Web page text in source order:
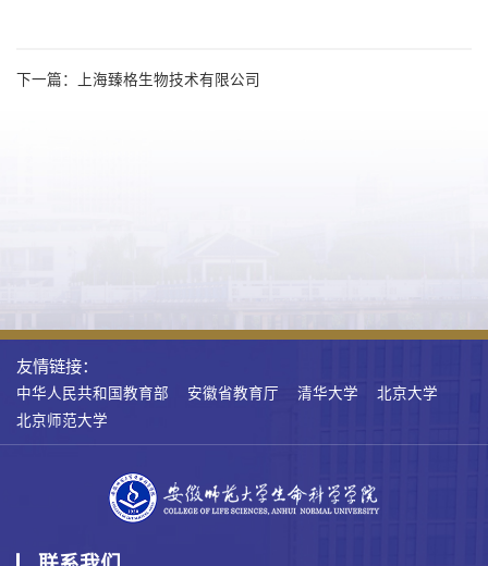
下一篇：上海臻格生物技术有限公司
友情链接：
中华人民共和国教育部 安徽省教育厅 清华大学
北京大学
北京师范大学